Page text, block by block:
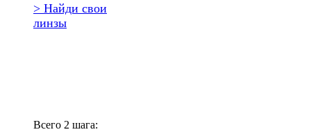
> Найди свои
линзы
Всего 2 шага: